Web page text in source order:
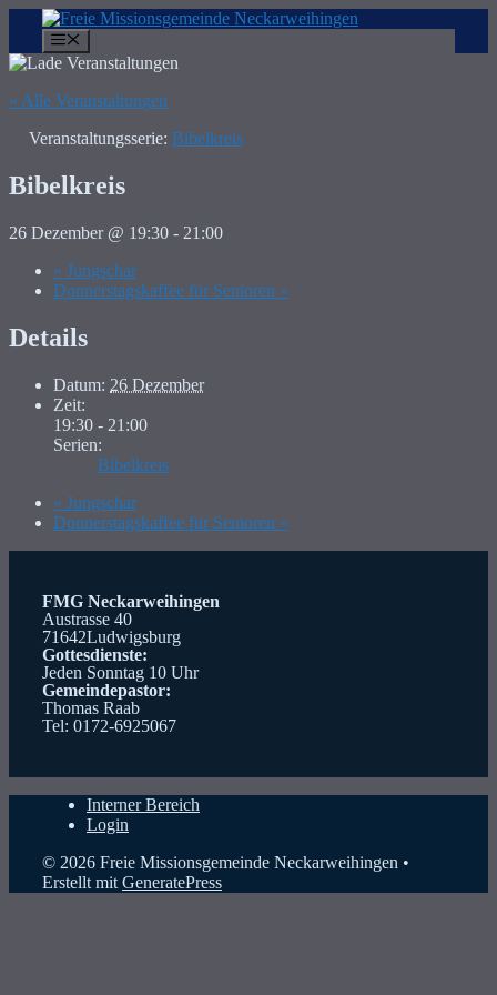
Inhalt
springen
« Alle Veranstaltungen
Veranstaltungsserie: Bibelkreis
Bibelkreis
26 Dezember @ 19:30 - 21:00
« Jungschar
Donnerstagskaffee für Senioren »
Details
Datum: 26 Dezember
Zeit:
19:30 - 21:00
Serien:
Bibelkreis
« Jungschar
Donnerstagskaffee für Senioren »
FMG Neckarweihingen
Austrasse 40
71642Ludwigsburg
Gottesdienste:
Jeden Sonntag 10 Uhr
Gemeindepastor:
Thomas Raab
Tel: 0172-6925067
Interner Bereich
Login
© 2026 Freie Missionsgemeinde Neckarweihingen •
Erstellt mit GeneratePress